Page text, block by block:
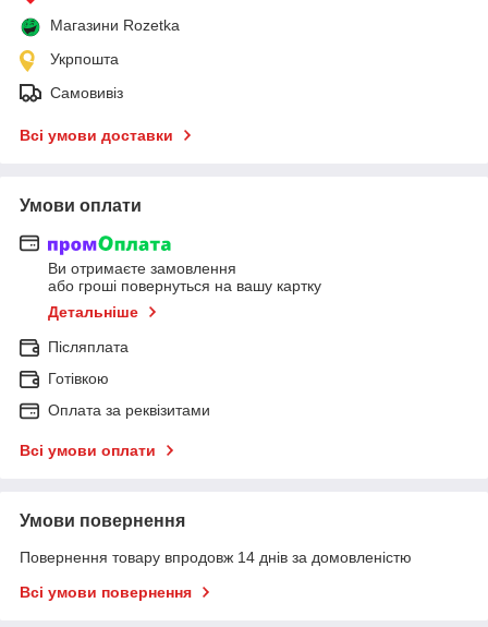
Магазини Rozetka
Укрпошта
Самовивіз
Всі умови доставки
Умови оплати
Ви отримаєте замовлення
або гроші повернуться на вашу картку
Детальніше
Післяплата
Готівкою
Оплата за реквізитами
Всі умови оплати
Умови повернення
Повернення товару впродовж 14 днів за домовленістю
Всі умови повернення